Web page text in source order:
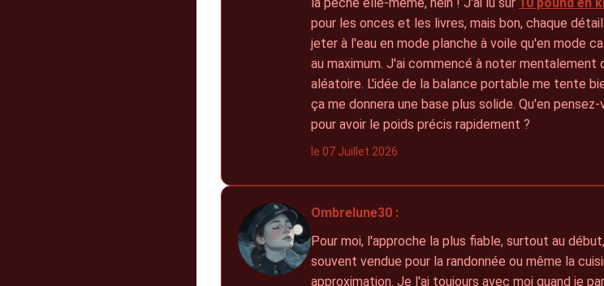
pour les onces et les livres, mais bon, chaque
jeter à l'eau en mode planche à voile qu'en mode
au maximum. J'ai commencé à noter
aléatoire. L'idée de la balance portable me tente
ça me donnera une base plus solide. Qu'en
pour avoir le poids précis rapidement ?
le 07 Juillet 2026
Ombrelune30 :
Pour moi, l'approche la plus fiable, surtout au
souvent vendue pour la randonnée ou même la
approximation. Je l'ai toujours avec moi quand je